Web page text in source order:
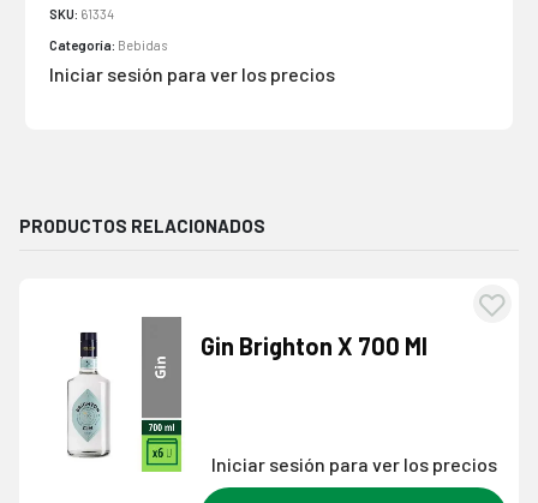
SKU: 61334
Categoría: Bebidas
Iniciar sesión para ver los precios
PRODUCTOS RELACIONADOS
Gin Brighton X 700 Ml
Iniciar sesión para ver los precios